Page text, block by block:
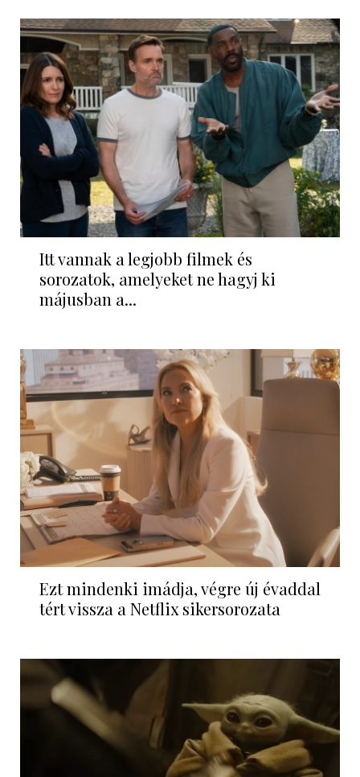
Itt vannak a legjobb filmek és
sorozatok, amelyeket ne hagyj ki
májusban a...
Ezt mindenki imádja, végre új évaddal
tért vissza a Netflix sikersorozata